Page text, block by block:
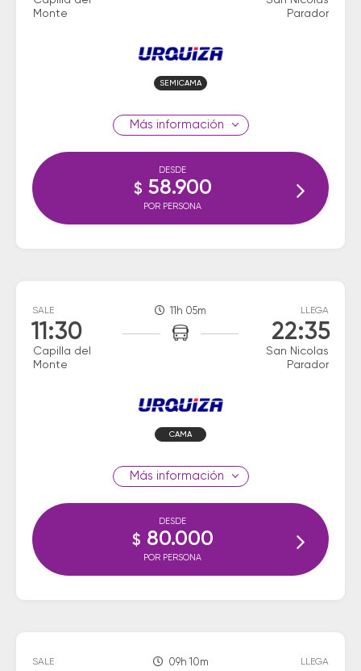
Monte
Parador
SEMICAMA
información
DESDE
$ 58.900
POR PERSONA
SALE
11:30
Capilla del
Monte
11h 05m LLEGA
22:35
San Nicolas
Parador
CAMA
información
DESDE
$ 80.000
POR PERSONA
SALE 09h 10m LLEGA